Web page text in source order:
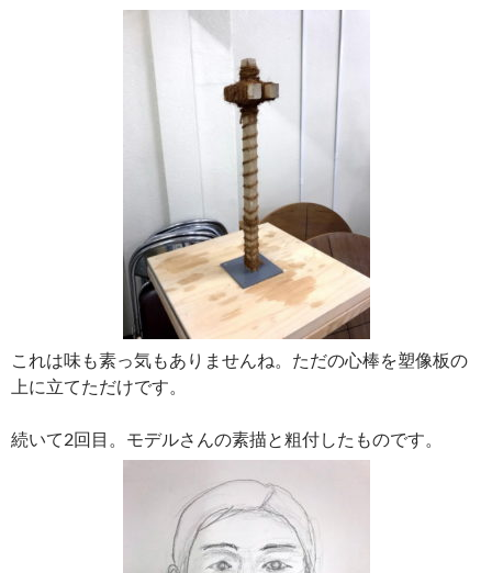
これは味も素っ気もありませんね。ただの心棒を塑像板の
上に立てただけです。
続いて2回目。モデルさんの素描と粗付したものです。